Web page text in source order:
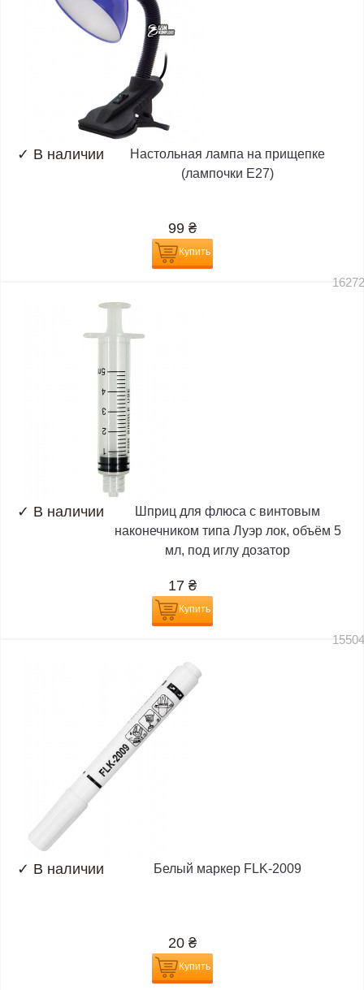
✓ В наличии
Настольная лампа на прищепке
(лампочки E27)
99 ₴
Купить
✓ В наличии
Шприц для флюса с винтовым
наконечником типа Луэр лок, объём 5
мл, под иглу дозатор
17 ₴
Купить
✓ В наличии Белый маркер FLK-2009
20 ₴
Купить